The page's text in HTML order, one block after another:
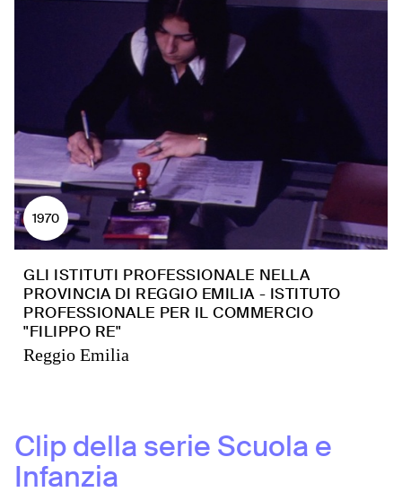
1970
GLI ISTITUTI PROFESSIONALE NELLA
PROVINCIA DI REGGIO EMILIA - ISTITUTO
PROFESSIONALE PER IL COMMERCIO
"FILIPPO RE"
Reggio Emilia
Clip della serie Scuola e
Infanzia